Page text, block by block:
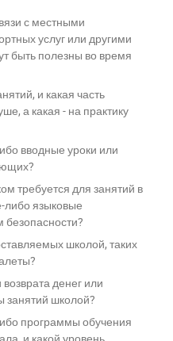
с местными
услуг или другими
быть полезны во время
и какая часть
а какая - на практику
вводные уроки или
требуется для занятий в
либо языковые
школой, таких
денег или
занятий школой?
программы обучения